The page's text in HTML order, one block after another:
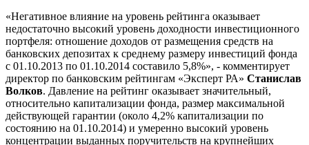
«Негативное влияние на уровень рейтинга оказывает
недостаточно высокий уровень доходности инвестиционного
портфеля: отношение доходов от размещения средств на
банковских депозитах к среднему размеру инвестиций фонда
с 01.10.2013 по 01.10.2014 составило 5,8%», - комментирует
директор по банковским рейтингам «Эксперт РА» Станислав
Волков. Давление на рейтинг оказывает значительный,
относительно капитализации фонда, размер максимальной
действующей гарантии (около 4,2% капитализации по
состоянию на 01.10.2014) и умеренно высокий уровень
концентрации выданных поручительств на крупнейших